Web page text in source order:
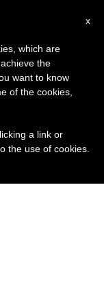
x
which are
the
want to know
of the cookies,
a link or
the use of cookies.